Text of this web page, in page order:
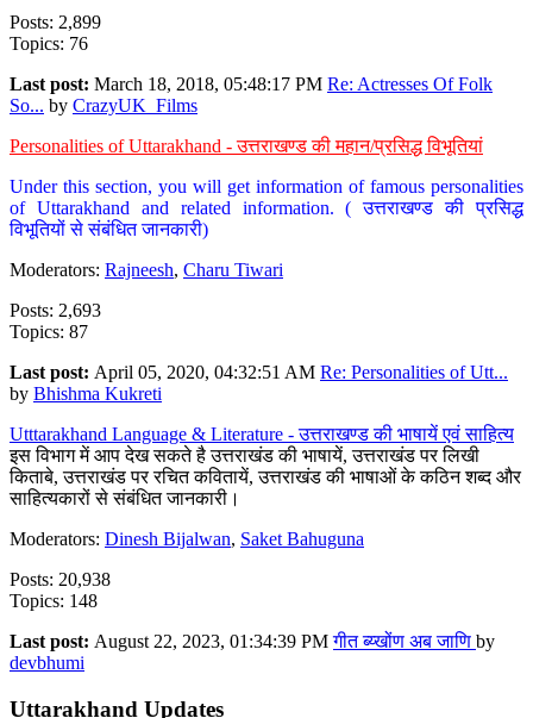
Posts: 2,899
Topics: 76
Last post: March 18, 2018, 05:48:17 PM Re: Actresses Of Folk
So... by CrazyUK_Films
Personalities of Uttarakhand - उत्तराखण्ड की महान/प्रसिद्ध विभूतियां
Under this section, you will get information of famous personalities
of Uttarakhand and related information. ( उत्तराखण्ड की प्रसिद्ध
विभूतियों से संबंधित जानकारी)
Moderators: Rajneesh, Charu Tiwari
Posts: 2,693
Topics: 87
Last post: April 05, 2020, 04:32:51 AM Re: Personalities of Utt...
by Bhishma Kukreti
Utttarakhand Language & Literature - उत्तराखण्ड की भाषायें एवं साहित्य
इस विभाग में आप देख सकते है उत्तराखंड की भाषायें, उत्तराखंड पर लिखी
किताबे, उत्तराखंड पर रचित कवितायें, उत्तराखंड की भाषाओं के कठिन शब्द और
साहित्यकारों से संबंधित जानकारी।
Moderators: Dinesh Bijalwan, Saket Bahuguna
Posts: 20,938
Topics: 148
Last post: August 22, 2023, 01:34:39 PMगीत ब्य्खोंण अब जाणि by
devbhumi
Uttarakhand Updates